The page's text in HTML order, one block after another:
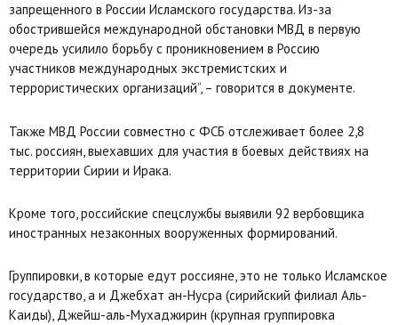
запрещенного в России Исламского государства. Из-за
обострившейся международной обстановки МВД в первую
очередь усилило борьбу с проникновением в Россию
участников международных экстремистских и
террористических организаций”, – говорится в документе.
Также МВД России совместно с ФСБ отслеживает более 2,8
тыс. россиян, выехавших для участия в боевых действиях на
территории Сирии и Ирака.
Кроме того, российские спецслужбы выявили 92 вербовщика
иностранных незаконных вооруженных формирований.
Группировки, в которые едут россияне, это не только Исламское
государство, а и Джебхат ан-Нусра (сирийский филиал Аль-
Каиды), Джейш-аль-Мухаджирин (крупная группировка